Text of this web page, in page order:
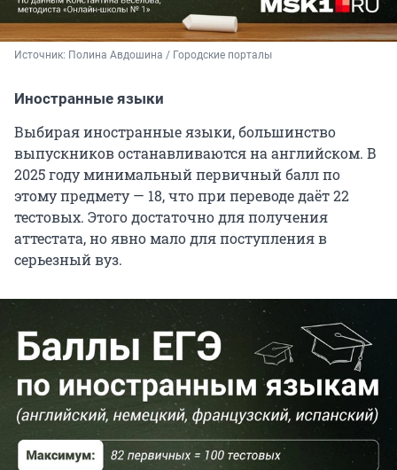
Источник: Полина Авдошина / Городские порталы
Иностранные языки
Выбирая иностранные языки, большинство
выпускников останавливаются на английском. В
2025 году минимальный первичный балл по
этому предмету — 18, что при переводе даёт 22
тестовых. Этого достаточно для получения
аттестата, но явно мало для поступления в
серьезный вуз.